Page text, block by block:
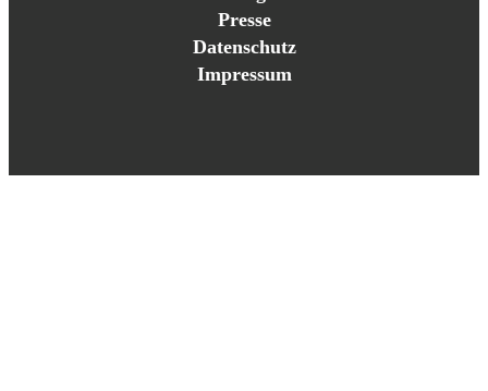
Presse
Datenschutz
Impressum